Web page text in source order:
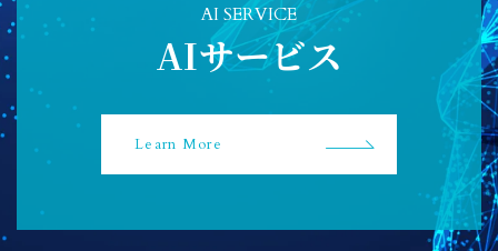
AI SERVICE
AIサービス
Learn More